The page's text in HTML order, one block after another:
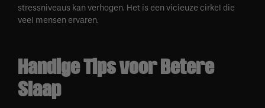
stressniveaus kan verhogen. Het is een vicieuze cirkel die
veel mensen ervaren.
Handige Tips voor Betere
Slaap